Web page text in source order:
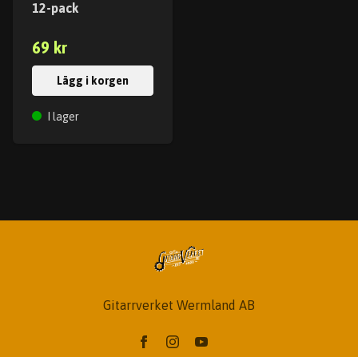
12-pack
69 kr
Lägg i korgen
I lager
Gitarrverket Wermland AB